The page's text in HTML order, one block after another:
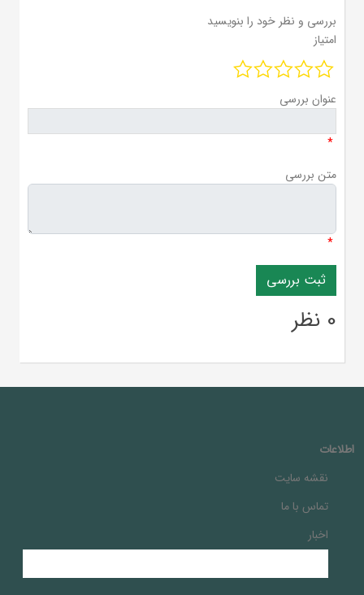
بررسی و نظر خود را بنویسید
امتیاز
عنوان بررسی
*
متن بررسی
*
0 نظر
اطلاعات
نقشه سایت
تماس با ما
اخبار